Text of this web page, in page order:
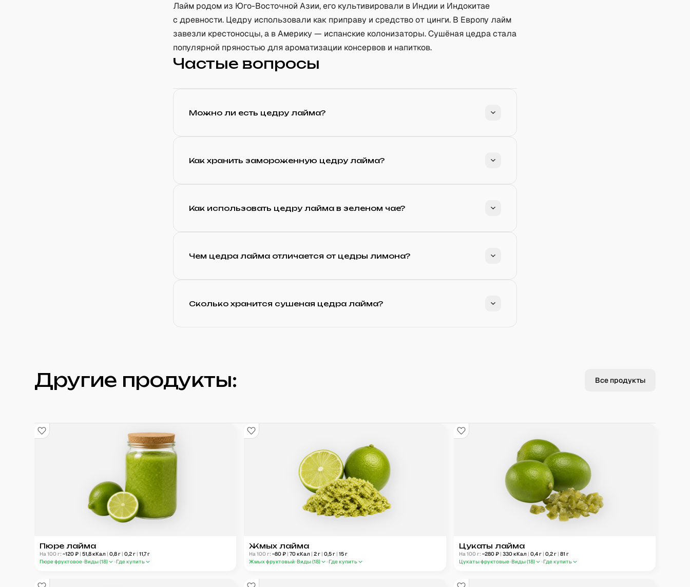
Лайм родом из Юго-Восточной Азии, его культивировали в Индии и Индокитае
с древности. Цедру использовали как приправу и средство от цинги. В Европу лайм
завезли крестоносцы, а в Америку — испанские колонизаторы. Сушёная цедра стала
популярной пряностью для ароматизации консервов и напитков.
Частые вопросы
Можно ли есть цедру лайма?
Как хранить замороженную цедру лайма?
Как использовать цедру лайма в зеленом чае?
Чем цедра лайма отличается от цедры лимона?
Сколько хранится сушеная цедра лайма?
Другие продукты: Все продукты
Пюре лайма
На 100 г: ~120₽ | 51,8кКал | 0,8г | 0,2г | 11,7г
Пюре фруктовое Виды (18) Где купить
Жмых лайма
На 100 г: ~80₽ | 70кКал | 2г | 0,5г | 15г
Жмых фруктовый Виды (18) Где купить
Цукаты лайма
На 100 г: ~280₽ | 330кКал | 0,4г | 0,2г | 81 г
Цукаты фруктовые Виды (18) Где купить